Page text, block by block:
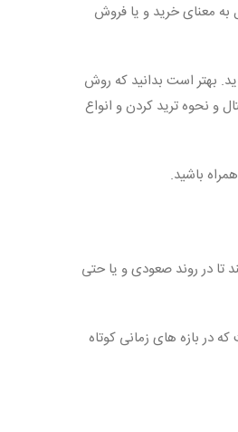
به معنای خرید و یا فروش
بهتر است بدانید که روش
و نحوه ترید کردن و انواع
باشید.
تا در روند صعودی و یا حتی
در بازه های زمانی کوتاه